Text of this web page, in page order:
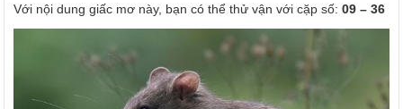
Với nội dung giấc mơ này, bạn có thể thử vận với cặp số:09 – 36